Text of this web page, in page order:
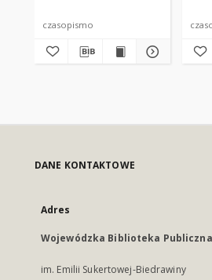
czasopismo
DANE KONTAKTOWE
Adres
Wojewódzka Biblioteka Publiczna
im. Emilii Sukertowej-Biedrawiny